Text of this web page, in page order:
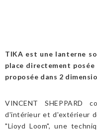
SE
TIKA est une lanterne
place directement
proposée dans 2
VINCENT SHEPPARD
d'intérieur et d'extérieur
"Lioyd Loom", une